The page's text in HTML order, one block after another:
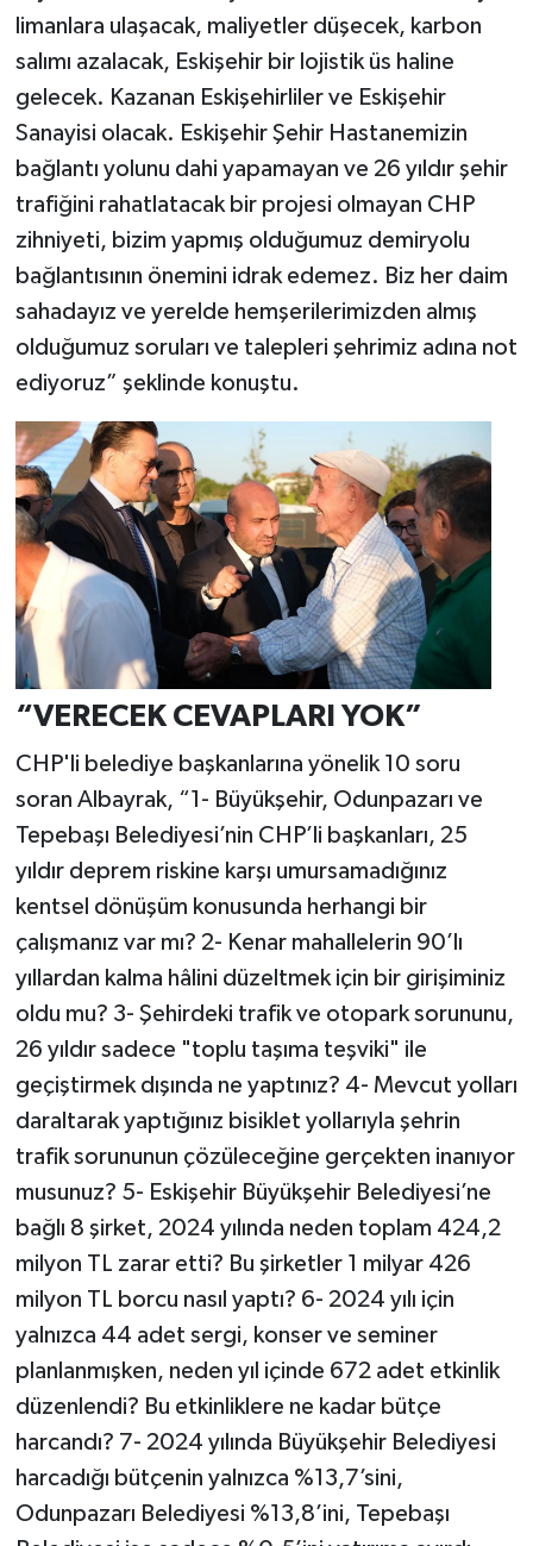
limanlara ulaşacak, maliyetler düşecek, karbon
salımı azalacak, Eskişehir bir lojistik üs haline
gelecek. Kazanan Eskişehirliler ve Eskişehir
Sanayisi olacak. Eskişehir Şehir Hastanemizin
bağlantı yolunu dahi yapamayan ve 26 yıldır şehir
trafiğini rahatlatacak bir projesi olmayan CHP
zihniyeti, bizim yapmış olduğumuz demiryolu
bağlantısının önemini idrak edemez. Biz her daim
sahadayız ve yerelde hemşerilerimizden almış
olduğumuz soruları ve talepleri şehrimiz adına not
ediyoruz” şeklinde konuştu.
“VERECEK CEVAPLARI YOK”
CHP'li belediye başkanlarına yönelik 10 soru
soran Albayrak, “1- Büyükşehir, Odunpazarı ve
Tepebaşı Belediyesi’nin CHP’li başkanları, 25
yıldır deprem riskine karşı umursamadığınız
kentsel dönüşüm konusunda herhangi bir
çalışmanız var mı? 2- Kenar mahallelerin 90’lı
yıllardan kalma hâlini düzeltmek için bir girişiminiz
oldu mu? 3- Şehirdeki trafik ve otopark sorununu,
26 yıldır sadece "toplu taşıma teşviki" ile
geçiştirmek dışında ne yaptınız? 4- Mevcut yolları
daraltarak yaptığınız bisiklet yollarıyla şehrin
trafik sorununun çözüleceğine gerçekten inanıyor
musunuz? 5- Eskişehir Büyükşehir Belediyesi’ne
bağlı 8 şirket, 2024 yılında neden toplam 424,2
milyon TL zarar etti? Bu şirketler 1 milyar 426
milyon TL borcu nasıl yaptı? 6- 2024 yılı için
yalnızca 44 adet sergi, konser ve seminer
planlanmışken, neden yıl içinde 672 adet etkinlik
düzenlendi? Bu etkinliklere ne kadar bütçe
harcandı? 7- 2024 yılında Büyükşehir Belediyesi
harcadığı bütçenin yalnızca %13,7’sini,
Odunpazarı Belediyesi %13,8’ini, Tepebaşı